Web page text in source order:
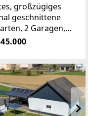
großzügiges
geschnittene
2 Garagen,
der